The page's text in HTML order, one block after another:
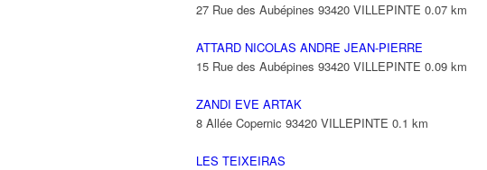
27 Rue des Aubépines 93420 VILLEPINTE 0.07 km
ATTARD NICOLAS ANDRE JEAN-PIERRE
15 Rue des Aubépines 93420 VILLEPINTE 0.09 km
ZANDI EVE ARTAK
8 Allée Copernic 93420 VILLEPINTE 0.1 km
LES TEIXEIRAS